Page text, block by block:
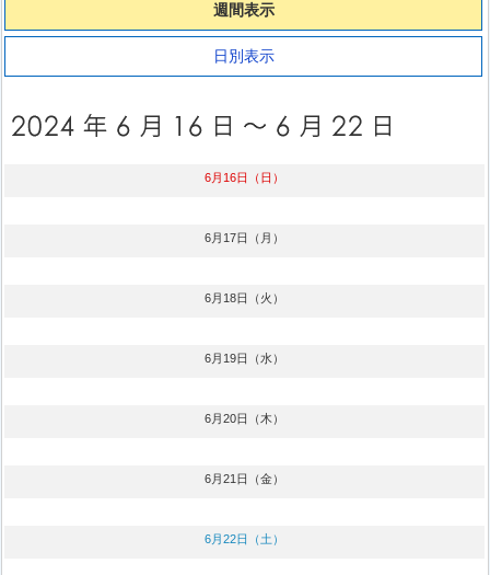
週間表示
日別表示
6月16日（日）
6月17日（月）
6月18日（火）
6月19日（水）
6月20日（木）
6月21日（金）
6月22日（土）